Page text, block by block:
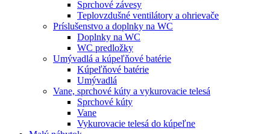
Sprchové závesy
Teplovzdušné ventilátory a ohrievače
Príslušenstvo a doplnky na WC
Doplnky na WC
WC predložky
Umývadlá a kúpeľňové batérie
Kúpeľňové batérie
Umývadlá
Vane, sprchové kúty a vykurovacie telesá
Sprchové kúty
Vane
Vykurovacie telesá do kúpeľne